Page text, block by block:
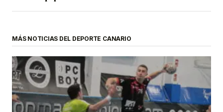
MÁS NOTICIAS DEL DEPORTE CANARIO